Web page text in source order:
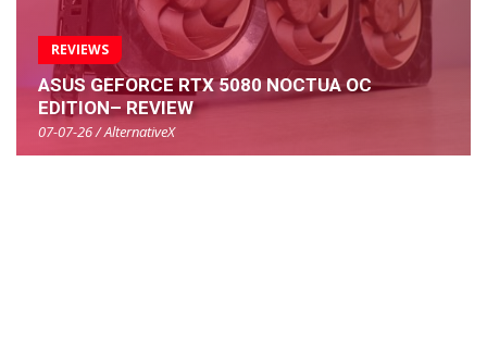
REVIEWS
ASUS GEFORCE RTX 5080 NOCTUA OC
EDITION– REVIEW
07-07-26 / AlternativeX